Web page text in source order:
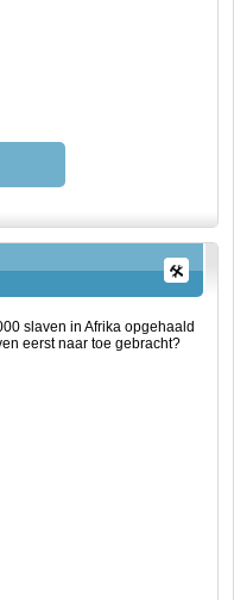
slaven in Afrika opgehaald
eerst naar toe gebracht?